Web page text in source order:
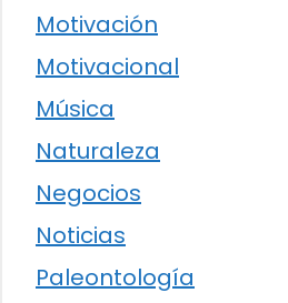
Motivación
Motivacional
Música
Naturaleza
Negocios
Noticias
Paleontología